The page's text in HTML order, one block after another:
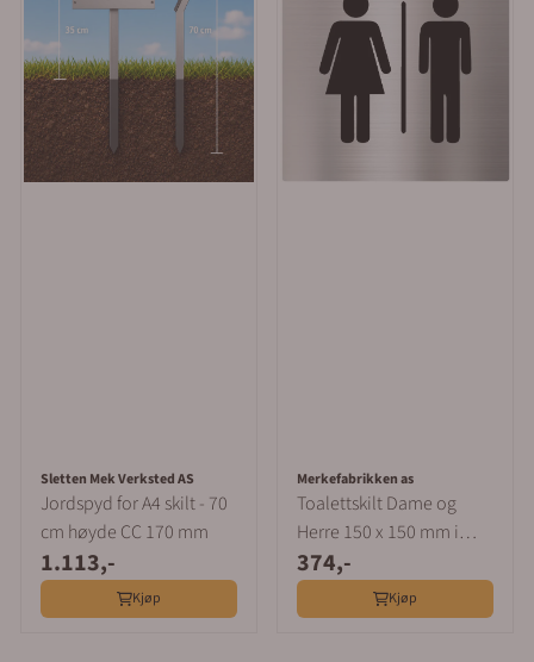
Sletten Mek Verksted AS
Jordspyd for A4 skilt - 70
cm høyde CC 170 mm
1.113,-
Kjøp
Merkefabrikken as
Toalettskilt Dame og
Herre 150 x 150 mm i
Børstet Aluminium
374,-
Kjøp